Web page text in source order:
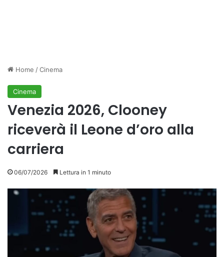
Home /Cinema
Cinema
Venezia 2026, Clooney
riceverà il Leone d’oro alla
carriera
06/07/2026 Lettura in 1 minuto